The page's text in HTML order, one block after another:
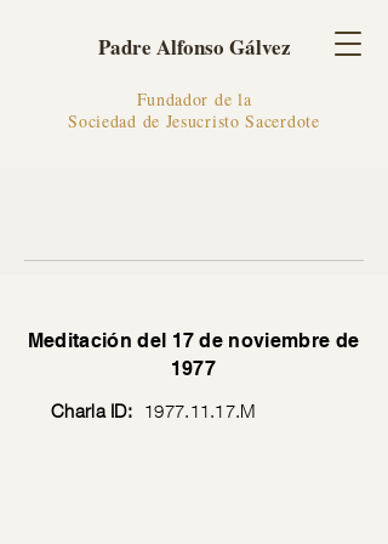
Padre Alfonso Gálvez
Fundador de la
Sociedad de Jesucristo Sacerdote
Meditación del 17 de noviembre de
1977
Charla ID: 1977.11.17.M